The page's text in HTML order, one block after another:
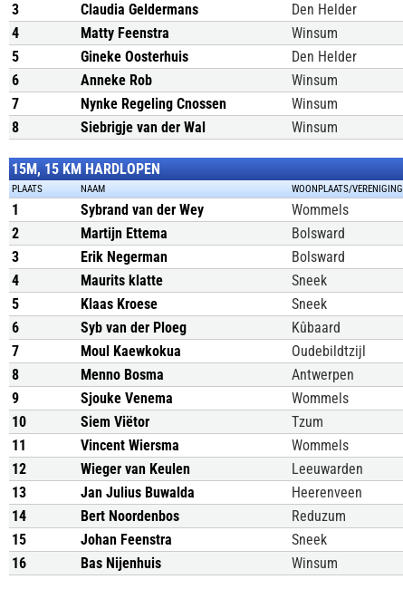
3
Claudia Geldermans Den Helder
4
Matty Feenstra Winsum
5
Gineke Oosterhuis Den Helder
6
Anneke Rob Winsum
7
Nynke Regeling Cnossen Winsum
8
Siebrigje van der Wal Winsum
15M, 15 KM HARDLOPEN
PLAATS NAAM WOONPLAATS/VERENIGING
1 Sybrand van der Wey Wommels
2
Martijn Ettema Bolsward
3
Erik Negerman Bolsward
4
Maurits klatte Sneek
5
Klaas Kroese Sneek
6
Syb van der Ploeg Kûbaard
7
Moul Kaewkokua Oudebildtzijl
8
Menno Bosma Antwerpen
9
Sjouke Venema Wommels
10
Siem Viëtor Tzum
11
Vincent Wiersma Wommels
12
Wieger van Keulen Leeuwarden
13
Jan Julius Buwalda Heerenveen
14
Bert Noordenbos Reduzum
15
Johan Feenstra Sneek
16
Bas Nijenhuis Winsum